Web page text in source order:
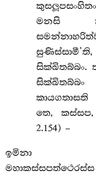
මනසි
සික්ඛිතබ්බං.
තෙ, කස්සප,
2.154) –
ඉමිනා